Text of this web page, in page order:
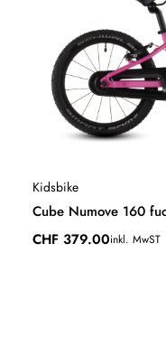
Kidsbike
Cube Numove 160
CHF 379.00inkl. MwST